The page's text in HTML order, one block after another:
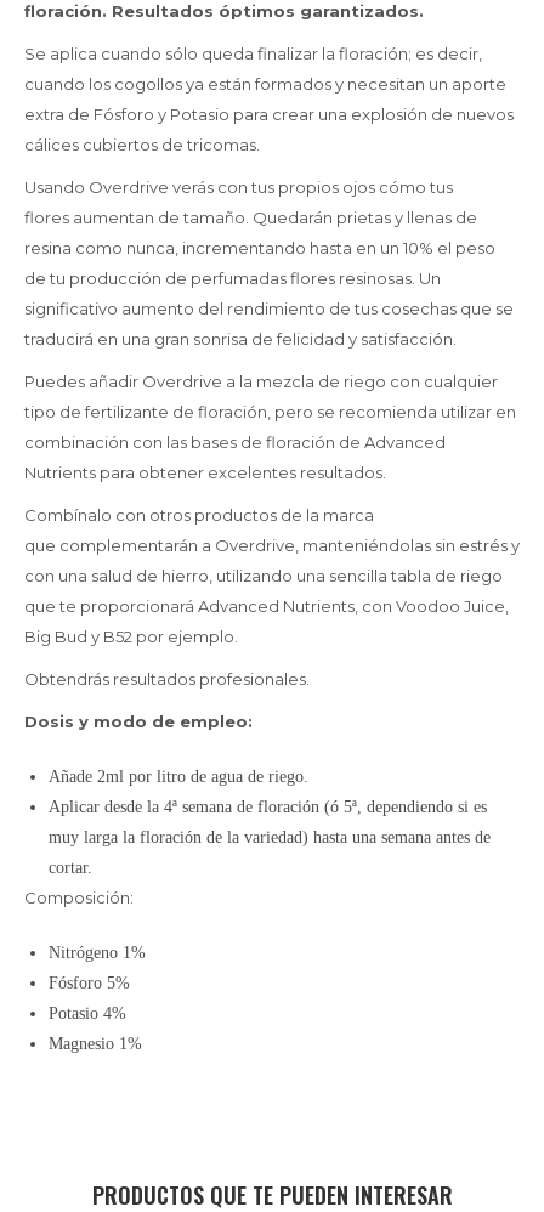
floración. Resultados óptimos garantizados.
Se aplica cuando sólo queda finalizar la floración; es decir,
cuando los cogollos ya están formados y necesitan un aporte
extra de Fósforo y Potasio para crear una explosión de nuevos
cálices cubiertos de tricomas.
Usando Overdrive verás con tus propios ojos cómo tus
flores aumentan de tamaño. Quedarán prietas y llenas de
resina como nunca, incrementando hasta en un 10% el peso
de tu producción de perfumadas flores resinosas. Un
significativo aumento del rendimiento de tus cosechas que se
traducirá en una gran sonrisa de felicidad y satisfacción.
Puedes añadir Overdrive a la mezcla de riego con cualquier
tipo de fertilizante de floración, pero se recomienda utilizar en
combinación con las bases de floración de Advanced
Nutrients para obtener excelentes resultados.
Combínalo con otros productos de la marca
que complementarán a Overdrive, manteniéndolas sin estrés y
con una salud de hierro, utilizando una sencilla tabla de riego
que te proporcionará Advanced Nutrients, con Voodoo Juice,
Big Bud y B52 por ejemplo.
Obtendrás resultados profesionales.
Dosis y modo de empleo:
Añade 2ml por litro de agua de riego.
Aplicar desde la 4ª semana de floración (ó 5ª, dependiendo si es
muy larga la floración de la variedad) hasta una semana antes de
cortar.
Composición:
Nitrógeno 1%
Fósforo 5%
Potasio 4%
Magnesio 1%
PRODUCTOS QUE TE PUEDEN INTERESAR